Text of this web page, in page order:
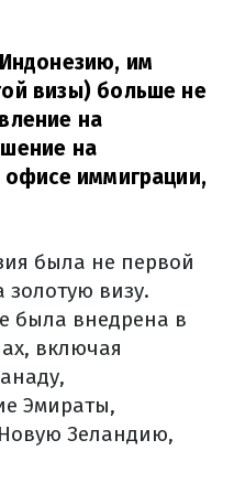
им
визы) больше не
на
на
иммиграции,
была не первой
золотую визу.
была внедрена в
включая
Эмираты,
Зеландию,